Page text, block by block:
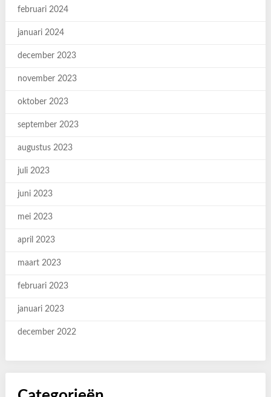
februari 2024
januari 2024
december 2023
november 2023
oktober 2023
september 2023
augustus 2023
juli 2023
juni 2023
mei 2023
april 2023
maart 2023
februari 2023
januari 2023
december 2022